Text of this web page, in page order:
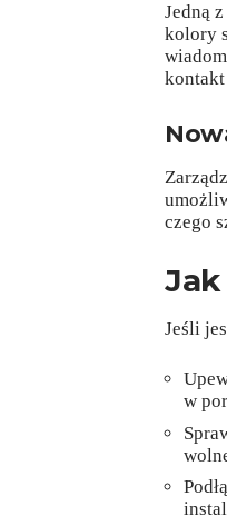
Jedną
kolory
czego
Jak
Jeśli
w